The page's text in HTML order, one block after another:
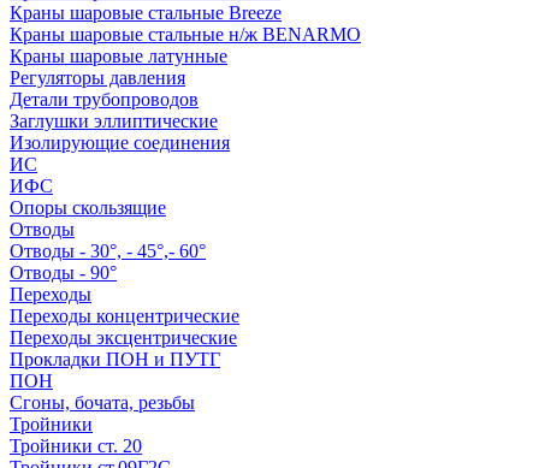
Краны шаровые стальные Breeze
Краны шаровые стальные н/ж BENARMO
Краны шаровые латунные
Регуляторы давления
Детали трубопроводов
Заглушки эллиптические
Изолирующие соединения
ИС
ИФС
Опоры скользящие
Отводы
Отводы - 30°, - 45°,- 60°
Отводы - 90°
Переходы
Переходы концентрические
Переходы эксцентрические
Прокладки ПОН и ПУТГ
ПОН
Сгоны, бочата, резьбы
Тройники
Тройники ст. 20